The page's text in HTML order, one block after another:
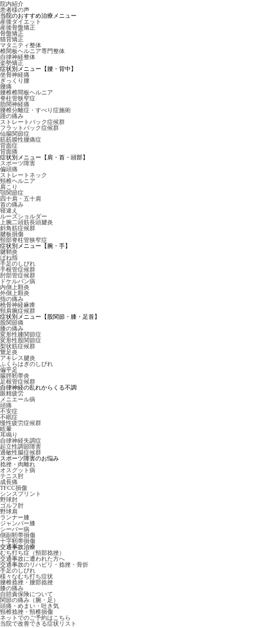
院内紹介
患者様の声
当院のおすすめ治療メニュー
産後ダイエット
産後骨盤矯正
骨盤矯正
猫背矯正
マタニティ整体
椎間板ヘルニア専門整体
自律神経整体
姿勢矯正
症状別メニュー【腰・背中】
坐骨神経痛
ぎっくり腰
腰痛
腰椎椎間板ヘルニア
脊柱管狭窄症
肋間神経痛
腰椎分離症・すべり症施術
踵の痛み
ストレートバック症候群
フラットバック症候群
仙腸関節症
筋筋膜性腰痛症
背面症
背面痛
症状別メニュー【肩・首・頭部】
スポーツ障害
偏頭痛
ストレートネック
頸椎ヘルニア
肩こり
顎関節症
四十肩・五十肩
首の痛み
寝違え
ルーズショルダー
上腕二頭筋長頭腱炎
斜角筋症候群
腱板損傷
頸部脊柱管狭窄症
症状別メニュー【腕・手】
腱鞘炎
ばね指
手足のしびれ
手根管症候群
肘部管症候群
ドケルバン病
内側上顆炎
外側上顆炎
指の痛み
橈骨神経麻痺
頸肩腕症候群
症状別メニュー【股関節・膝・足首】
股関節痛
膝の痛み
変形性膝関節症
変形性股関節症
梨状筋症候群
鵞足炎
アキレス腱炎
ふくらはぎのしびれ
偏平足
腸脛靭帯炎
足根管症候群
自律神経の乱れからくる不調
眼精疲労
メニエール病
頭痛
不安症
不眠症
慢性疲労症候群
眩暈
耳鳴り
自律神経失調症
起立性調節障害
過敏性腸症候群
スポーツ障害のお悩み
捻挫・肉離れ
オスグット病
テニス肘
成長痛
TFCC損傷
シンスプリント
野球肘
ゴルフ肘
野球肩
ランナー膝
ジャンパー膝
シーバー病
側副靭帯損傷
十字靭帯損傷
交通事故治療
むち打ち症（頸部捻挫）
交通事故に遭われた方へ
交通事故のリハビリ・捻挫・骨折
手足のしびれ
様々なむち打ち症状
腰椎捻挫・腰部捻挫
膝の痛み
自賠責保険について
関節の痛み（腕・足）
頭痛・めまい・吐き気
頸椎捻挫・頸椎損傷
ネットでのご予約はこちら
当院で改善できる症状リスト